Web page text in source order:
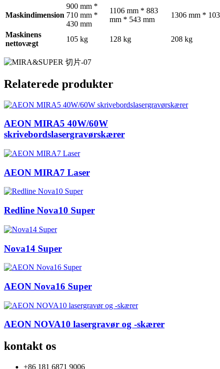
Maskindimension
900 mm *
710 mm *
430 mm
1106 mm * 883
mm * 543 mm
1306 mm *
Maskinens
nettovægt
105 kg 128 kg 208 kg
Relaterede produkter
AEON MIRA5 40W/60W
skrivebordslasergravørskærer
AEON MIRA7 Laser
Redline Nova10 Super
Nova14 Super
AEON Nova16 Super
AEON NOVA10 lasergravør og -skærer
kontakt os
+86 181 6871 9006